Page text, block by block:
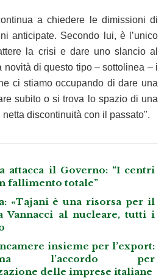
a chiedere le dimissioni di
anticipate. Secondo lui, è l’unico
la crisi e dare uno slancio al
novità di questo tipo – sottolinea – i
ci stiamo occupando di dare una
subito o si trova lo spazio di una
discontinuità con il passato".
attacca il Governo: “I centri
fallimento totale”
«Tajani è una risorsa per il
Vannacci al nucleare, tutti i
insieme per l’export:
l’accordo per
delle imprese italiane